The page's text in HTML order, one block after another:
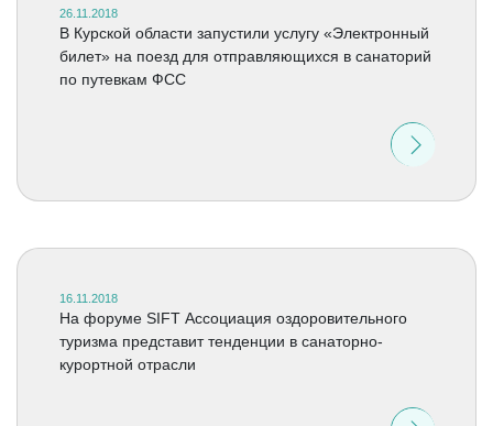
26.11.2018
В Курской области запустили услугу «Электронный
билет» на поезд для отправляющихся в санаторий
по путевкам ФСС
16.11.2018
На форуме SIFT Ассоциация оздоровительного
туризма представит тенденции в санаторно-
курортной отрасли